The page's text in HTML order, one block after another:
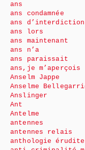
ans
ans condamnée
ans d’interdiction
ans lors
ans maintenant
ans n’a
ans paraissait
ans,je m’aperçois
Anselm Jappe
Anselme
Anslinger
Ant
Antelme
antennes
antennes relais
anthologie érudite